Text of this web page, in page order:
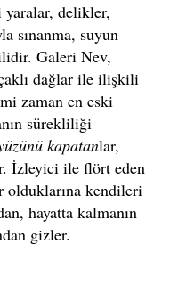
delikler,
sınanma, suyun
Galeri Nev,
dağlar ile ilişkili
zaman en eski
sürekliliği
kapatanlar,
İzleyici ile flört eden
kendileri
hayatta kalmanın
gizler.